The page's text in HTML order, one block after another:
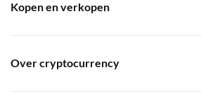
Kopen en verkopen
Over cryptocurrency